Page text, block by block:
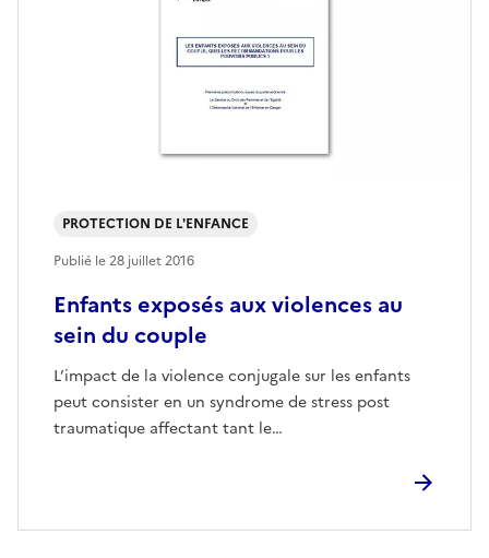
Enfants exposés aux violences au
sein du couple
L’impact de la violence conjugale sur les enfants
peut consister en un syndrome de stress post
traumatique affectant tant le…
PROTECTION DE L'ENFANCE
Publié le28 juillet 2016